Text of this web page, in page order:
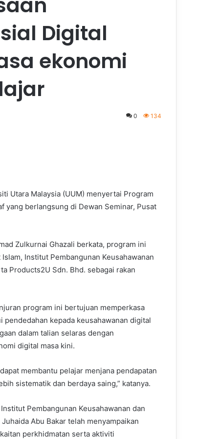
Digital
ekonomi
0 134
Utara Malaysia (UUM) menyertai Program
yang berlangsung di Dewan Seminar, Pusat
Zulkurnai Ghazali berkata, program ini
Institut Pembangunan Keusahawanan
Products2U Sdn. Bhd. sebagai rakan
program ini bertujuan memperkasa
pendedahan kepada keusahawanan digital
dalam talian selaras dengan
digital masa kini.
membantu pelajar menjana pendapatan
sistematik dan berdaya saing,” katanya.
Pembangunan Keusahawanan dan
Juhaida Abu Bakar telah menyampaikan
perkhidmatan serta aktiviti